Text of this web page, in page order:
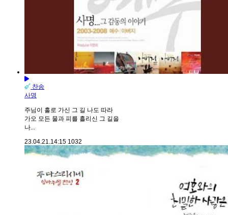
찬송
사명
주님이 홀로 가신 그 길 나도 따라
가오 모든 물과 피를 흘리신 그 길을
나...
23.04.21.14:15 1032